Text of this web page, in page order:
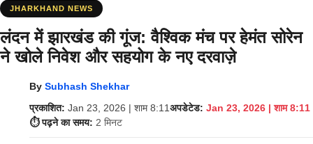
JHARKHAND NEWS
लंदन में झारखंड की गूंज: वैश्विक मंच पर हेमंत सोरेन
ने खोले निवेश और सहयोग के नए दरवाज़े
By Subhash Shekhar
प्रकाशित: Jan 23, 2026 | शाम 8:11अपडेटेड: Jan 23, 2026 | शाम 8:11
⏱️ पढ़ने का समय: 2 मिनट